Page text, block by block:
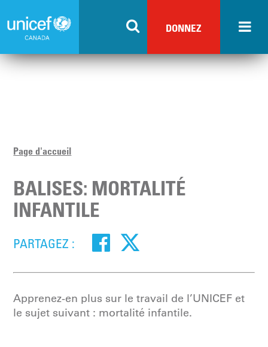
to
content
DONNEZ
Page d'accueil
BALISES: MORTALITÉ
INFANTILE
PARTAGEZ :
Apprenez-en plus sur le travail de l’UNICEF et
le sujet suivant : mortalité infantile.